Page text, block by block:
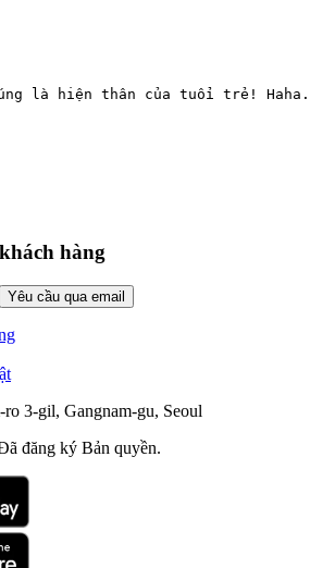
là hiện thân của tuổi trẻ!
hàng
Yêu cầu qua email
3-gil, Gangnam-gu, Seoul
đăng ký Bản quyền.